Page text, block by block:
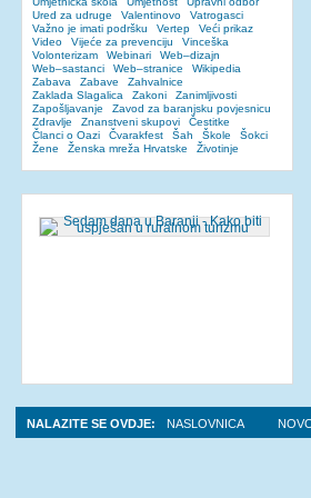
Ured za udruge
Valentinovo
Vatrogasci
Važno je imati podršku
Vertep
Veći prikaz
Video
Vijeće za prevenciju
Vinceška
Volonterizam
Webinari
Web–dizajn
Web–sastanci
Web–stranice
Wikipedia
Zabava
Zabave
Zahvalnice
Zaklada Slagalica
Zakoni
Zanimljivosti
Zapošljavanje
Zavod za baranjsku povjesnicu
Zdravlje
Znanstveni skupovi
Čestitke
Članci o Oazi
Čvarakfest Šah Škole
Šokci
Žene
Ženska mreža Hrvatske Životinje
NALAZITE SE OVDJE: NASLOVNICA